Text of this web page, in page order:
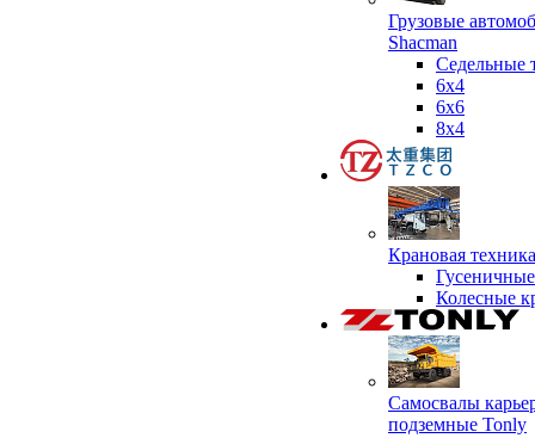
Грузовые
Shacman
Седельные
6х4
6x6
8x4
Крановая
Колесные
Самосвалы
подземные Tonly